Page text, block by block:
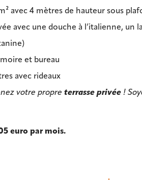
avec 4 mètres de hauteur sous
avec une douche à l’italienne, un
et bureau
avec rideaux
votre propre terrasse privée !
euro par mois.